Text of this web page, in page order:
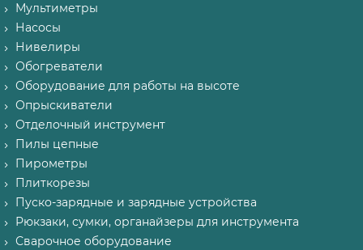
Мультиметры
Насосы
Нивелиры
Обогреватели
Оборудование для работы на высоте
Опрыскиватели
Отделочный инструмент
Пилы цепные
Пирометры
Плиткорезы
Пуско-зарядные и зарядные устройства
Рюкзаки, сумки, органайзеры для инструмента
Сварочное оборудование